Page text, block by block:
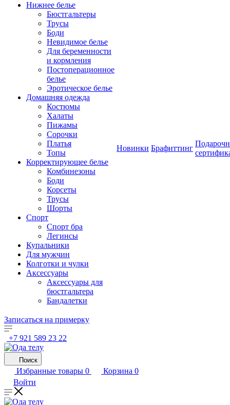
Нижнее белье
Бюстгальтеры
Трусы
Боди
Невидимое белье
Для беременности
и кормления
Постоперационное
белье
Эротическое белье
Домашняя одежда
Костюмы
Халаты
Пижамы
Сорочки
Платья
Топы
Корректирующее белье
Комбинезоны
Боди
Корсеты
Трусы
Шорты
Спорт
Спорт бра
Легинсы
Купальники
Для мужчин
Колготки и чулки
Аксессуары
Аксессуары для
бюстгальтера
Бандалетки
Новинки Брафиттинг
Записаться на примерку
+7 921 589 23 22
Поиск
Избранные товары 0 Корзина 0
Войти